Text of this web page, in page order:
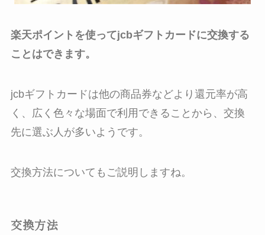
楽天ポイントを使ってjcbギフトカードに交換する
ことはできます。
jcbギフトカードは他の商品券などより還元率が高
く、広く色々な場面で利用できることから、交換
先に選ぶ人が多いようです。
交換方法についてもご説明しますね。
交換方法